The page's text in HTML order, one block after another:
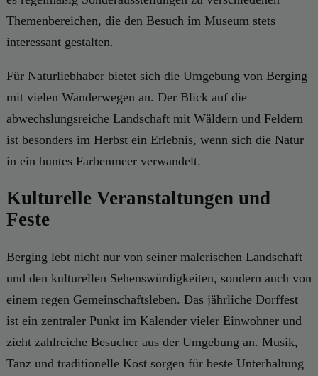
Themenbereichen, die den Besuch im Museum stets
interessant gestalten.
Für Naturliebhaber bietet sich die Umgebung von Berging
mit vielen Wanderwegen an. Der Blick auf die
abwechslungsreiche Landschaft mit Wäldern und Feldern
ist besonders im Herbst ein Erlebnis, wenn sich die Natur
in ein buntes Farbenmeer verwandelt.
Kulturelle Veranstaltungen und
Feste
Berging lebt nicht nur von seiner malerischen Landschaft
und den kulturellen Sehenswürdigkeiten, sondern auch von
einem regen Gemeinschaftsleben. Das jährliche Dorffest
ist ein zentraler Punkt im Kalender vieler Einwohner und
zieht zahlreiche Besucher aus der Umgebung an. Musik,
Tanz und traditionelle Kost sorgen für beste Unterhaltung